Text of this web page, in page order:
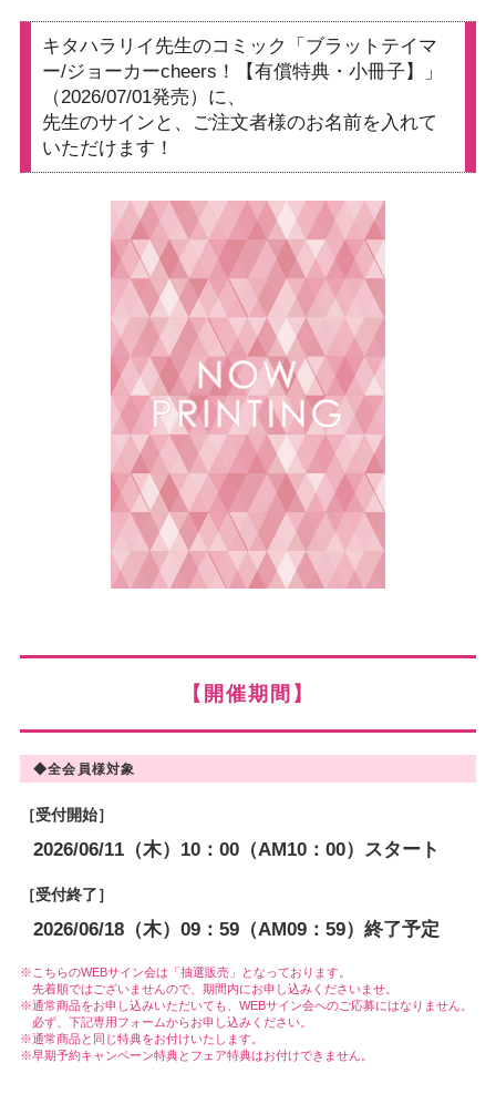
キタハラリイ先生のコミック「ブラットテイマ
ー/ジョーカーcheers！【有償特典・小冊子】」
（2026/07/01発売）に、
先生のサインと、ご注文者様のお名前を入れて
いただけます！
【開催期間】
◆全会員様対象
［受付開始］
2026/06/11（木）10：00（AM10：00）スタート
［受付終了］
2026/06/18（木）09：59（AM09：59）終了予定
こちらのWEBサイン会は「抽選販売」となっております。
先着順ではございませんので、期間内にお申し込みくださいませ。
通常商品をお申し込みいただいても、WEBサイン会へのご応募にはなりません。
必ず、下記専用フォームからお申し込みください。
通常商品と同じ特典をお付けいたします。
早期予約キャンペーン特典とフェア特典はお付けできません。